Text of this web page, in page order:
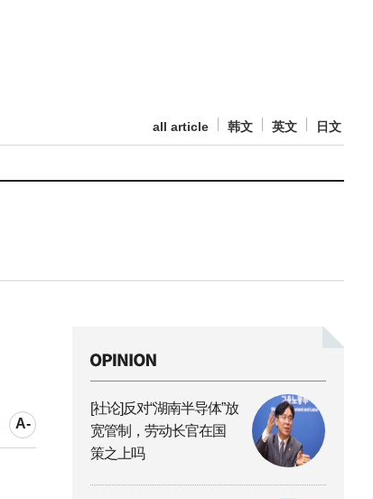
all article 韩文 英文 日文
A-
[社论]反对“湖南半导体”放
宽管制，劳动长官在国
策之上吗